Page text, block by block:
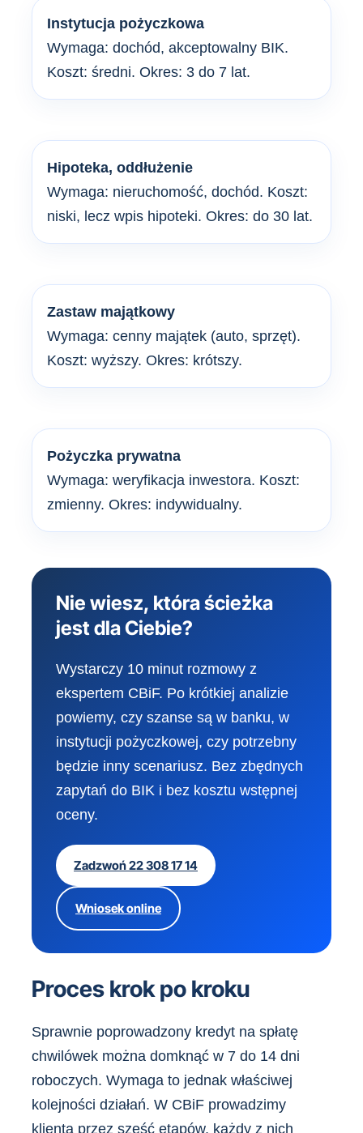
Instytucja pożyczkowa
Wymaga: dochód, akceptowalny BIK.
Koszt: średni. Okres: 3 do 7 lat.
Hipoteka, oddłużenie
Wymaga: nieruchomość, dochód. Koszt:
niski, lecz wpis hipoteki. Okres: do 30 lat.
Zastaw majątkowy
Wymaga: cenny majątek (auto, sprzęt).
Koszt: wyższy. Okres: krótszy.
Pożyczka prywatna
Wymaga: weryfikacja inwestora. Koszt:
zmienny. Okres: indywidualny.
Nie wiesz, która ścieżka
jest dla Ciebie?
Wystarczy 10 minut rozmowy z
ekspertem CBiF. Po krótkiej analizie
powiemy, czy szanse są w banku, w
instytucji pożyczkowej, czy potrzebny
będzie inny scenariusz. Bez zbędnych
zapytań do BIK i bez kosztu wstępnej
oceny.
Zadzwoń 22 308 17 14
Wniosek online
Proces krok po kroku
Sprawnie poprowadzony kredyt na spłatę
chwilówek można domknąć w 7 do 14 dni
roboczych. Wymaga to jednak właściwej
kolejności działań. W CBiF prowadzimy
klienta przez sześć etapów, każdy z nich